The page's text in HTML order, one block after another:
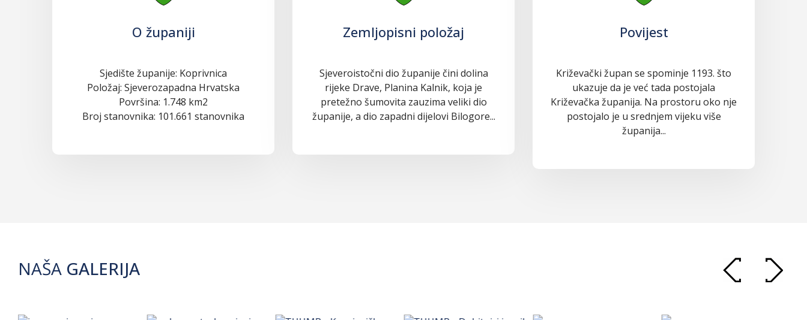
O županiji
Sjedište županije: Koprivnica
Položaj: Sjeverozapadna Hrvatska
Površina: 1.748 km2
Broj stanovnika: 101.661 stanovnika
Zemljopisni položaj
Sjeveroistočni dio županije čini dolina
rijeke Drave, Planina Kalnik, koja je
pretežno šumovita zauzima veliki dio
županije, a dio zapadni dijelovi Bilogore...
Povijest
Križevački župan se spominje 1193. što
ukazuje da je već tada postojala
Križevačka županija. Na prostoru oko nje
postojalo je u srednjem vijeku više
županija...
NAŠA GALERIJA